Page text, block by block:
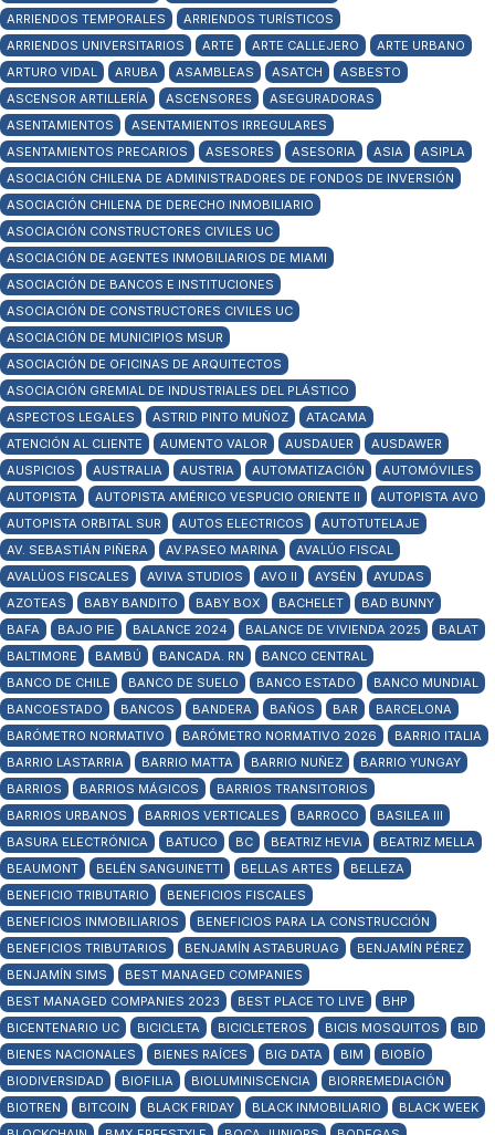
ARRIENDOS TEMPORALES
ARRIENDOS TURÍSTICOS
ARRIENDOS UNIVERSITARIOS
ARTE ARTE CALLEJERO
ARTE URBANO
ARTURO VIDAL
ARUBA ASAMBLEAS ASATCH
ASBESTO
ASCENSOR ARTILLERÍA
ASCENSORES
ASEGURADORAS
ASENTAMIENTOS
ASENTAMIENTOS IRREGULARES
ASENTAMIENTOS PRECARIOS
ASESORES ASESORIA ASIA
ASIPLA
ASOCIACIÓN CHILENA DE ADMINISTRADORES DE FONDOS DE INVERSIÓN
ASOCIACIÓN CHILENA DE DERECHO INMOBILIARIO
ASOCIACIÓN CONSTRUCTORES CIVILES UC
ASOCIACIÓN DE AGENTES INMOBILIARIOS DE MIAMI
ASOCIACIÓN DE BANCOS E INSTITUCIONES
ASOCIACIÓN DE CONSTRUCTORES CIVILES UC
ASOCIACIÓN DE MUNICIPIOS MSUR
ASOCIACIÓN DE OFICINAS DE ARQUITECTOS
ASOCIACIÓN GREMIAL DE INDUSTRIALES DEL PLÁSTICO
ASPECTOS LEGALES
ASTRID PINTO MUÑOZ
ATACAMA
ATENCIÓN AL CLIENTE
AUMENTO VALOR AUSDAUER
AUSDAWER
AUSPICIOS
AUSTRALIA AUSTRIA AUTOMATIZACIÓN
AUTOMÓVILES
AUTOPISTA
AUTOPISTA AMÉRICO VESPUCIO ORIENTE II
AUTOPISTA AVO
AUTOPISTA ORBITAL SUR
AUTOS ELECTRICOS
AUTOTUTELAJE
AV. SEBASTIÁN PIÑERA
AV.PASEO MARINA
AVALÚO FISCAL
AVALÚOS FISCALES
AVIVA STUDIOS AVO II AYSÉN
AYUDAS
AZOTEAS
BABY BANDITO BABY BOX BACHELET
BAD BUNNY
BAFA
BAJO PIE BALANCE 2024 BALANCE DE VIVIENDA 2025
BALAT
BALTIMORE
BAMBÚ BANCADA. RN
BANCO CENTRAL
BANCO DE CHILE
BANCO DE SUELO BANCO ESTADO
BANCO MUNDIAL
BANCOESTADO
BANCOS BANDERA BAÑOS BAR
BARCELONA
BARÓMETRO NORMATIVO
BARÓMETRO NORMATIVO 2026
BARRIO ITALIA
BARRIO LASTARRIA
BARRIO MATTA BARRIO NUÑEZ
BARRIO YUNGAY
BARRIOS
BARRIOS MÁGICOS
BARRIOS TRANSITORIOS
BARRIOS URBANOS
BARRIOS VERTICALES BARROCO
BASILEA III
BASURA ELECTRÓNICA
BATUCO BC BEATRIZ HEVIA
BEATRIZ MELLA
BEAUMONT
BELÉN SANGUINETTI BELLAS ARTES
BELLEZA
BENEFICIO TRIBUTARIO
BENEFICIOS FISCALES
BENEFICIOS INMOBILIARIOS
BENEFICIOS PARA LA CONSTRUCCIÓN
BENEFICIOS TRIBUTARIOS
BENJAMÍN ASTABURUAG
BENJAMÍN PÉREZ
BENJAMÍN SIMS
BEST MANAGED COMPANIES
BEST MANAGED COMPANIES 2023
BEST PLACE TO LIVE
BHP
BICENTENARIO UC
BICICLETA BICICLETEROS BICIS MOSQUITOS
BID
BIENES NACIONALES
BIENES RAÍCES BIG DATA BIM
BIOBÍO
BIODIVERSIDAD
BIOFILIA BIOLUMINISCENCIA
BIORREMEDIACIÓN
BIOTREN
BITCOIN BLACK FRIDAY BLACK INMOBILIARIO
BLACK WEEK